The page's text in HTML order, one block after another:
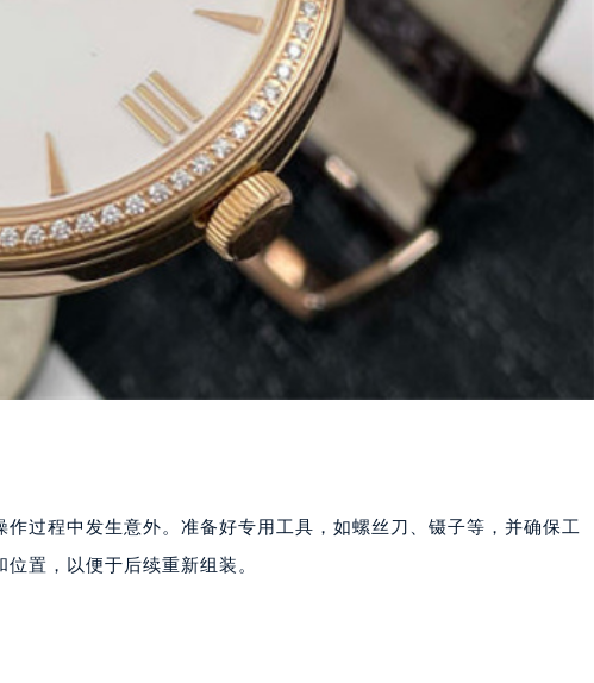
过程中发生意外。准备好专用工具，如螺丝刀、镊子等，并确保工
置，以便于后续重新组装。